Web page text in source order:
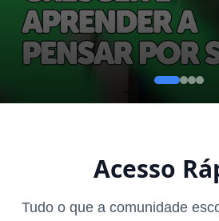
Acesso
Tudo o que a comunidade